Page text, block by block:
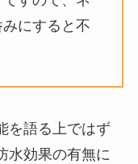
にすると不
を語る上ではず
水効果の有無に